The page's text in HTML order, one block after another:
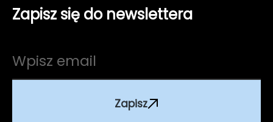
Zapisz się do newslettera
Zapisz